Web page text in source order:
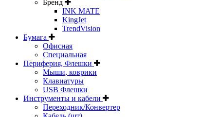
Бренд
INK MATE
KingJet
TrendVision
Бумага
Офисная
Специальная
Периферия, Флешки
Мыши, коврики
Клавиатуры
USB Флешки
Инструменты и кабели
Переходник/Конвертер